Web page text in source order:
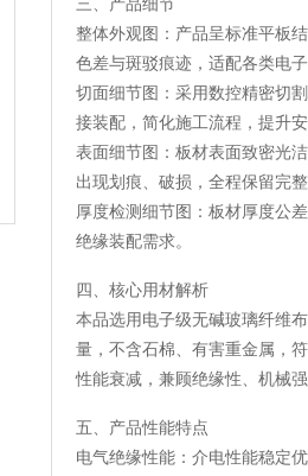
整体外观图：产品呈标准平板
色差与斑驳痕迹，适配各类电
切面细节图：采用数控精密切
接装配，简化施工流程，提升安
表面细节图：板材表面致密光
出现划痕、破损，全程保留完
厚度检测细节图：板材厚度公
绝缘装配需求。
四、核心用材解析
本品选用电子级无碱玻璃纤维
量，不含石棉、有害重金属，
性能衰减，兼顾绝缘性、机械
五、产品性能特点
电气绝缘性能：介电性能稳定